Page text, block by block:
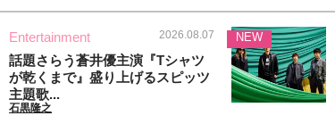
Entertainment 2026.08.07
話題さらう蒼井優主演『Tシャツ
が乾くまで』盛り上げるスピッツ
主題歌...
石黒隆之
NEW